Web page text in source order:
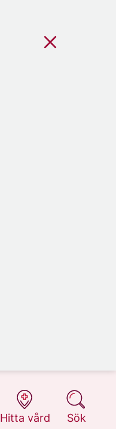
Hitta vård
på 1177.se
Sök
på 1177.se